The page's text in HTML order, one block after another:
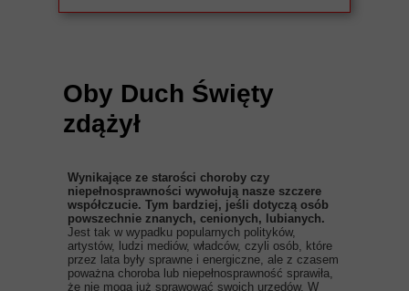
Oby Duch Święty
zdążył
Wynikające ze starości choroby czy
niepełnosprawności wywołują nasze szczere
współczucie. Tym bardziej, jeśli dotyczą osób
powszechnie znanych, cenionych, lubianych.
Jest tak w wypadku popularnych polityków,
artystów, ludzi mediów, władców, czyli osób, które
przez lata były sprawne i energiczne, ale z czasem
poważna choroba lub niepełnosprawność sprawiła,
że nie mogą już sprawować swoich urzędów. W